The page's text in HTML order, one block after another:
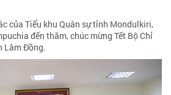
của Tiểu khu Quân sự tỉnh Mondulkiri,
đến thăm, chúc mừng Tết Bộ Chỉ
Lâm Đồng.